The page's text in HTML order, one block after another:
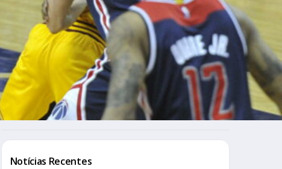
Notícias Recentes